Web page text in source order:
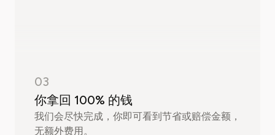
03
你拿回 100% 的钱
我们会尽快完成，你即可看到节省或赔偿金额，
无额外费用。